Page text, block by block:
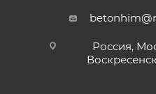
Россия,